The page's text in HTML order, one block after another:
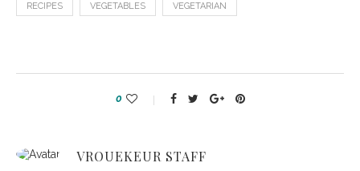
RECIPES VEGETABLES VEGETARIAN
0
VROUEKEUR STAFF